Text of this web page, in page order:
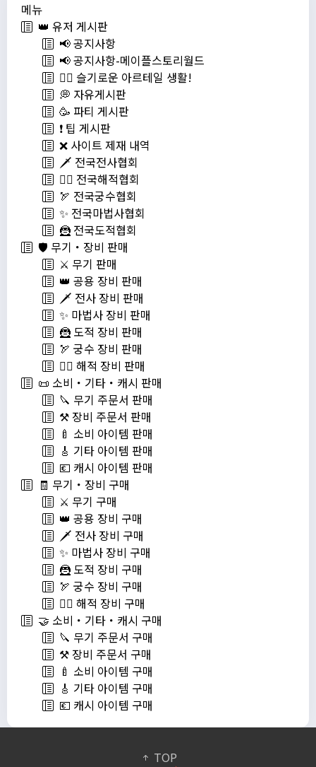
메뉴
👑 유저 게시판
📢 공지사항
📢 공지사항-메이플스토리월드
💁‍♂ 슬기로운 아르테일 생활!
💭 자유게시판
🥳 파티 게시판
❗️ 팁 게시판
❌ 사이트 제재 내역
🗡️ 전국전사협회
🏴‍☠️ 전국해적협회
🏹 전국궁수협회
✨ 전국마법사협회
🦹 전국도적협회
🛡️ 무기・장비 판매
⚔️ 무기 판매
👑 공용 장비 판매
🗡️ 전사 장비 판매
✨ 마법사 장비 판매
🦹 도적 장비 판매
🏹 궁수 장비 판매
🏴‍☠️ 해적 장비 판매
📜 소비・기타・캐시 판매
🔪 무기 주문서 판매
⚒️ 장비 주문서 판매
🍼 소비 아이템 판매
🎸 기타 아이템 판매
💶 캐시 아이템 판매
🧾 무기・장비 구매
⚔️ 무기 구매
👑 공용 장비 구매
🗡️ 전사 장비 구매
✨ 마법사 장비 구매
🦹 도적 장비 구매
🏹 궁수 장비 구매
🏴‍☠️ 해적 장비 구매
🤝 소비・기타・캐시 구매
🔪 무기 주문서 구매
⚒️ 장비 주문서 구매
🍼 소비 아이템 구매
🎸 기타 아이템 구매
💶 캐시 아이템 구매
TOP